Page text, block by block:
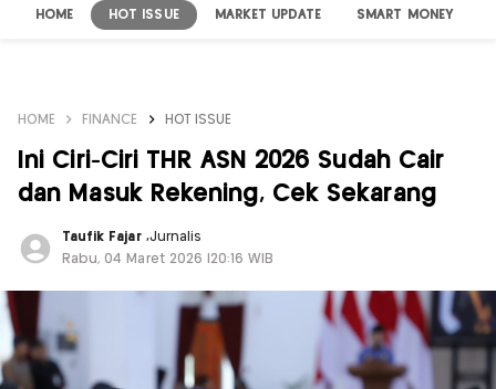
HOME HOT ISSUE MARKET UPDATE SMART MONEY
HOME FINANCE HOT ISSUE
Ini Ciri-Ciri THR ASN 2026 Sudah Cair
dan Masuk Rekening, Cek Sekarang
Taufik Fajar ,Jurnalis
Rabu, 04 Maret 2026 |20:16 WIB